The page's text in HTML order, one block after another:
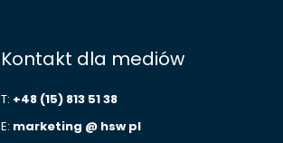
Kontakt dla mediów
T: +48 (15) 813 51 38
E: marketing @ hsw pl